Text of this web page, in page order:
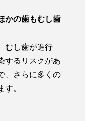
かの歯もむし歯
むし歯が進行
するリスクがあ
、さらに多くの
す。